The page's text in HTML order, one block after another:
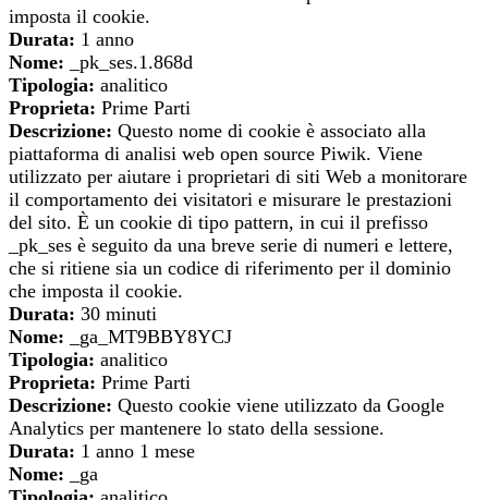
imposta il cookie.
Durata: 1 anno
Nome: _pk_ses.1.868d
Tipologia: analitico
Proprieta: Prime Parti
Descrizione: Questo nome di cookie è associato alla
piattaforma di analisi web open source Piwik. Viene
utilizzato per aiutare i proprietari di siti Web a monitorare
il comportamento dei visitatori e misurare le prestazioni
del sito. È un cookie di tipo pattern, in cui il prefisso
_pk_ses è seguito da una breve serie di numeri e lettere,
che si ritiene sia un codice di riferimento per il dominio
che imposta il cookie.
Durata: 30 minuti
Nome: _ga_MT9BBY8YCJ
Tipologia: analitico
Proprieta: Prime Parti
Descrizione: Questo cookie viene utilizzato da Google
Analytics per mantenere lo stato della sessione.
Durata: 1 anno 1 mese
Nome: _ga